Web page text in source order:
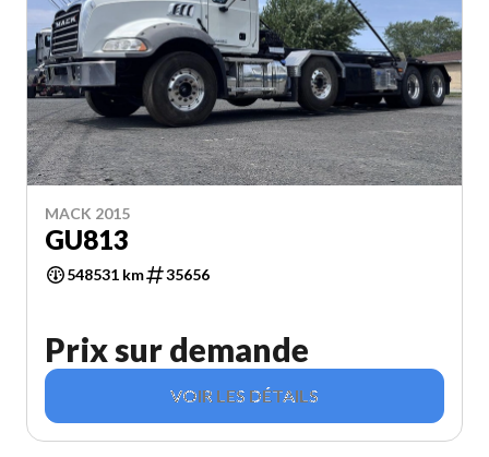
MACK 2015
GU813
548531 km 35656
Prix sur demande
VOIR LES DÉTAILS